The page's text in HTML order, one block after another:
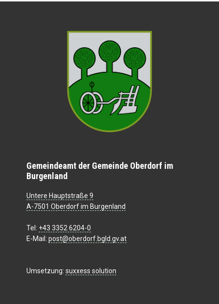
Gemeindeamt der Gemeinde Oberdorf im
Burgenland
Untere Hauptstraße 9
A-7501 Oberdorf im Burgenland
Tel: +43 3352 6204-0
E-Mail: post@oberdorf.bgld.gv.at
Umsetzung: suxxess solution